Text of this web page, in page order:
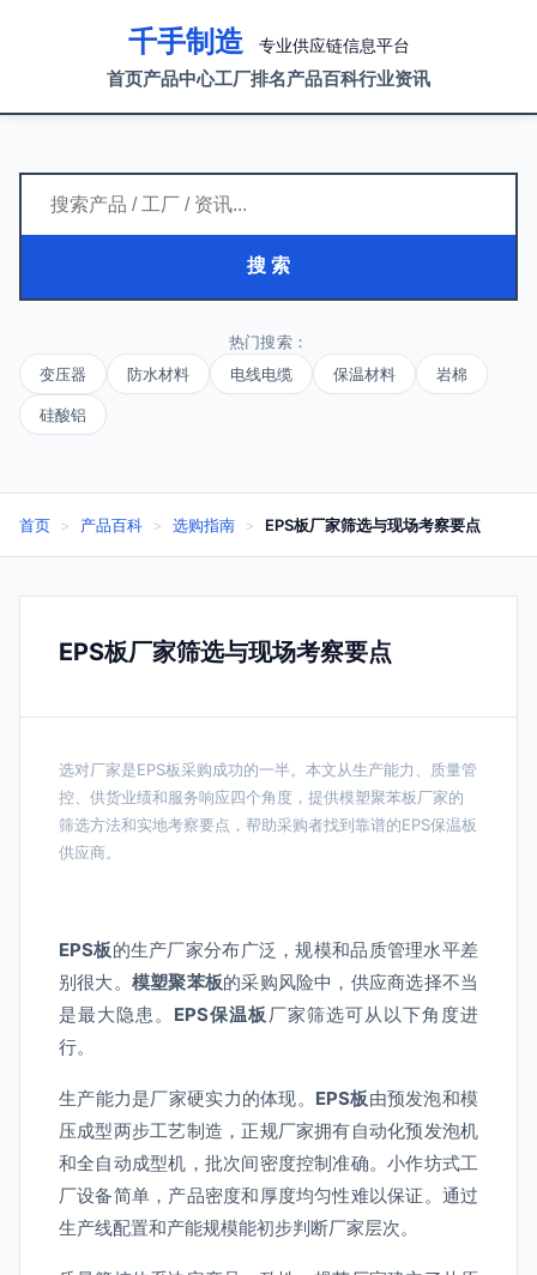
千手制造 专业供应链信息平台
首页产品中心工厂排名产品百科行业资讯
搜 索
热门搜索：
变压器
防水材料 电线电缆 保温材料 岩棉
硅酸铝
首页 > 产品百科 > 选购指南 > EPS板厂家筛选与现场考察要点
EPS板厂家筛选与现场考察要点
选对厂家是EPS板采购成功的一半。本文从生产能力、质量管
控、供货业绩和服务响应四个角度，提供模塑聚苯板厂家的
筛选方法和实地考察要点，帮助采购者找到靠谱的EPS保温板
供应商。
EPS板的生产厂家分布广泛，规模和品质管理水平差
别很大。 模塑聚苯板的采购风险中，供应商选择不当
是最大隐患。 EPS保温板 厂家筛选可从以下角度进
行。
生产能力是厂家硬实力的体现。 EPS板由预发泡和模
压成型两步工艺制造，正规厂家拥有自动化预发泡机
和全自动成型机，批次间密度控制准确。小作坊式工
厂设备简单，产品密度和厚度均匀性难以保证。通过
生产线配置和产能规模能初步判断厂家层次。